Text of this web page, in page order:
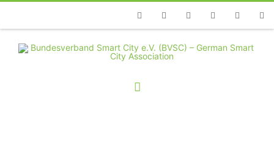
TelefonFacebookTwitterYoutubeInstagramLinkedin